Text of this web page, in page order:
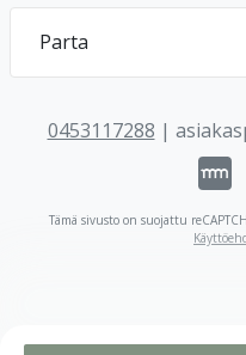
Parta
0453117288 |
Tämä sivusto on suojattu